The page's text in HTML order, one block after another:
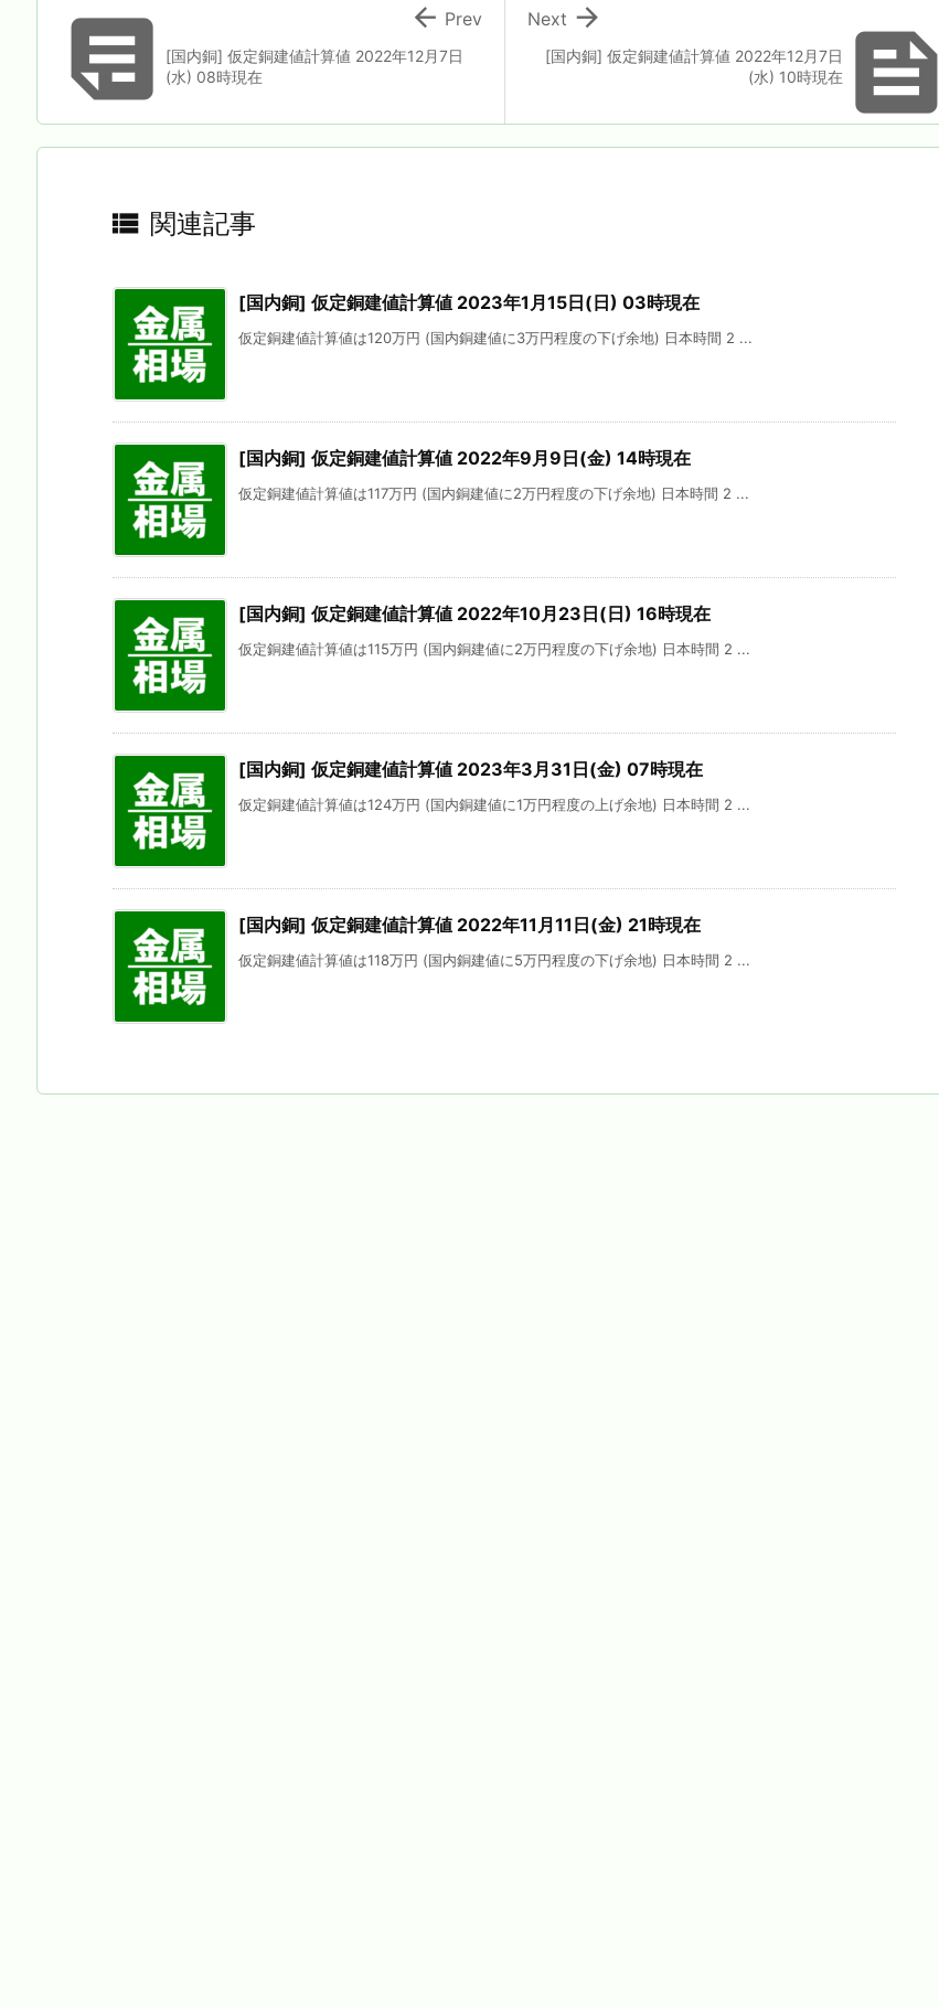

[国内銅] 仮定銅建値計算値 2022年12月7日
(水) 10時現在

Next
[国内銅] 仮定銅建値計算値 2022年12月7日
(水) 08時現在
 Prev
 関連記事
[国内銅] 仮定銅建値計算値 2023年1月15日(日) 03時現在
仮定銅建値計算値は120万円 (国内銅建値に3万円程度の下げ余地) 日本時間 2 ...
[国内銅] 仮定銅建値計算値 2022年9月9日(金) 14時現在
仮定銅建値計算値は117万円 (国内銅建値に2万円程度の下げ余地) 日本時間 2 ...
[国内銅] 仮定銅建値計算値 2022年10月23日(日) 16時現在
仮定銅建値計算値は115万円 (国内銅建値に2万円程度の下げ余地) 日本時間 2 ...
[国内銅] 仮定銅建値計算値 2023年3月31日(金) 07時現在
仮定銅建値計算値は124万円 (国内銅建値に1万円程度の上げ余地) 日本時間 2 ...
[国内銅] 仮定銅建値計算値 2022年11月11日(金) 21時現在
仮定銅建値計算値は118万円 (国内銅建値に5万円程度の下げ余地) 日本時間 2 ...